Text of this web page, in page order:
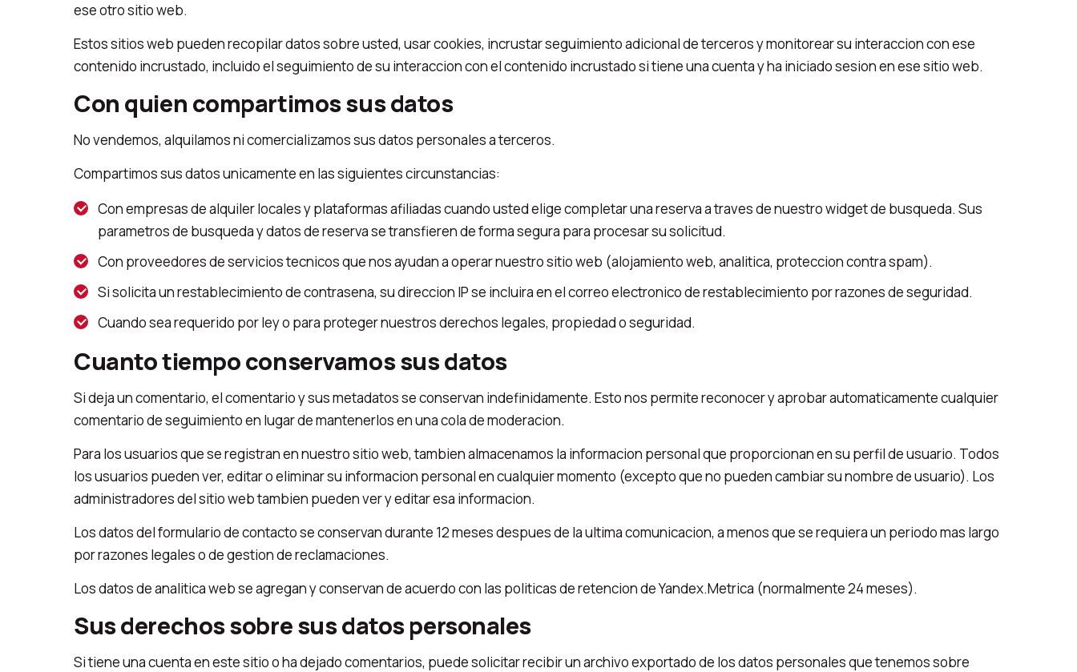
ese otro sitio web.
Estos sitios web pueden recopilar datos sobre usted, usar cookies, incrustar seguimiento adicional de terceros y monitorear su interaccion con ese
contenido incrustado, incluido el seguimiento de su interaccion con el contenido incrustado si tiene una cuenta y ha iniciado sesion en ese sitio web.
Con quien compartimos sus datos
No vendemos, alquilamos ni comercializamos sus datos personales a terceros.
Compartimos sus datos unicamente en las siguientes circunstancias:
Con empresas de alquiler locales y plataformas afiliadas cuando usted elige completar una reserva a traves de nuestro widget de busqueda. Sus
parametros de busqueda y datos de reserva se transfieren de forma segura para procesar su solicitud.
Con proveedores de servicios tecnicos que nos ayudan a operar nuestro sitio web (alojamiento web, analitica, proteccion contra spam).
Si solicita un restablecimiento de contrasena, su direccion IP se incluira en el correo electronico de restablecimiento por razones de seguridad.
Cuando sea requerido por ley o para proteger nuestros derechos legales, propiedad o seguridad.
Cuanto tiempo conservamos sus datos
Si deja un comentario, el comentario y sus metadatos se conservan indefinidamente. Esto nos permite reconocer y aprobar automaticamente cualquier
comentario de seguimiento en lugar de mantenerlos en una cola de moderacion.
Para los usuarios que se registran en nuestro sitio web, tambien almacenamos la informacion personal que proporcionan en su perfil de usuario. Todos
los usuarios pueden ver, editar o eliminar su informacion personal en cualquier momento (excepto que no pueden cambiar su nombre de usuario). Los
administradores del sitio web tambien pueden ver y editar esa informacion.
Los datos del formulario de contacto se conservan durante 12 meses despues de la ultima comunicacion, a menos que se requiera un periodo mas largo
por razones legales o de gestion de reclamaciones.
Los datos de analitica web se agregan y conservan de acuerdo con las politicas de retencion de Yandex.Metrica (normalmente 24 meses).
Sus derechos sobre sus datos personales
Si tiene una cuenta en este sitio o ha dejado comentarios, puede solicitar recibir un archivo exportado de los datos personales que tenemos sobre